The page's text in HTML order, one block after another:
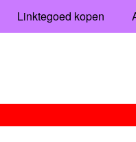
Linktegoed kopen